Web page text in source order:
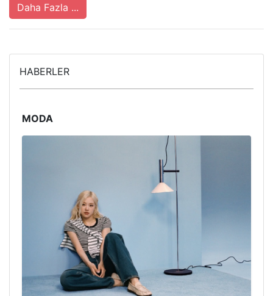
Daha Fazla ...
HABERLER
MODA